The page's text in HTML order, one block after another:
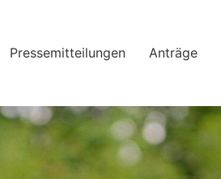
Pressemitteilungen Anträge